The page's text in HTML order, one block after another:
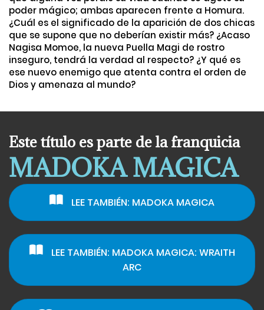
poder mágico; ambas aparecen frente a Homura.
¿Cuál es el significado de la aparición de dos chicas
que se supone que no deberían existir más? ¿Acaso
Nagisa Momoe, la nueva Puella Magi de rostro
inseguro, tendrá la verdad al respecto? ¿Y qué es
ese nuevo enemigo que atenta contra el orden de
Dios y amenaza al mundo?
Este título es parte de la franquicia
MADOKA MAGICA
LEE TAMBIÉN: MADOKA MAGICA
LEE TAMBIÉN: MADOKA MAGICA: WRAITH
ARC